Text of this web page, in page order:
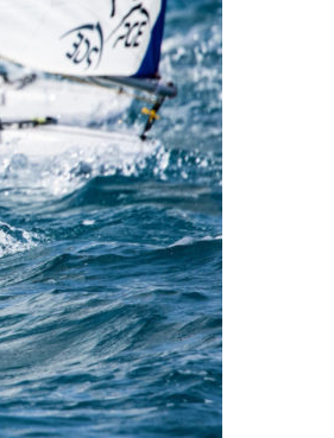
,IMOCA,Multi50 - Ocean Fifty